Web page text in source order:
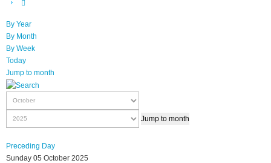
By Year
By Month
By Week
Today
Jump to month
Jump to month
Preceding Day
Sunday 05 October 2025